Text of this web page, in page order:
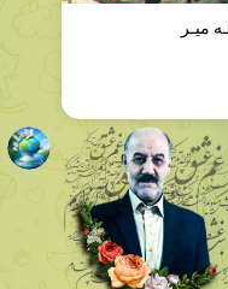
بیجنـــدیـهـا